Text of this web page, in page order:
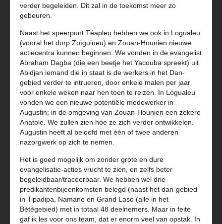
verder begeleiden. Dit zal in de toekomst meer zo
gebeuren.
Naast het speerpunt Téapleu hebben we ook in Logualeu
(vooral het dorp Zoïguineu) en Zouan-Hounien nieuwe
actiecentra kunnen beginnen. We vonden in de evangelist
Abraham Dagba (die een beetje het Yacouba spreekt) uit
Abidjan iemand die in staat is de werkers in het Dan-
gebied verder te intrueren, door enkele malen per jaar
voor enkele weken naar hen toen te reizen. In Logualeu
vonden we een nieuwe potentiële medewerker in
Augustin; in de omgeving van Zouan-Hounien een zekere
Anatole. We zullen zien hoe ze zich verder ontwikkelen.
Augustin heeft al beloofd met één of twee anderen
nazorgwerk op zich te nemen.
Het is goed mogelijk om zonder grote en dure
evangelisatie-acties vrucht te zien, en zelfs beter
begeleidbaar/traceerbaar. We hebben wel drie
predikantenbijeenkomsten belegd (naast het dan-gebied
in Tipadipa, Namane en Grand Laso (alle in het
Bètègebied) met in totaal 48 deelnemers. Maar in feite
gaf ik les voor ons team, dat er enorm veel van opstak. In